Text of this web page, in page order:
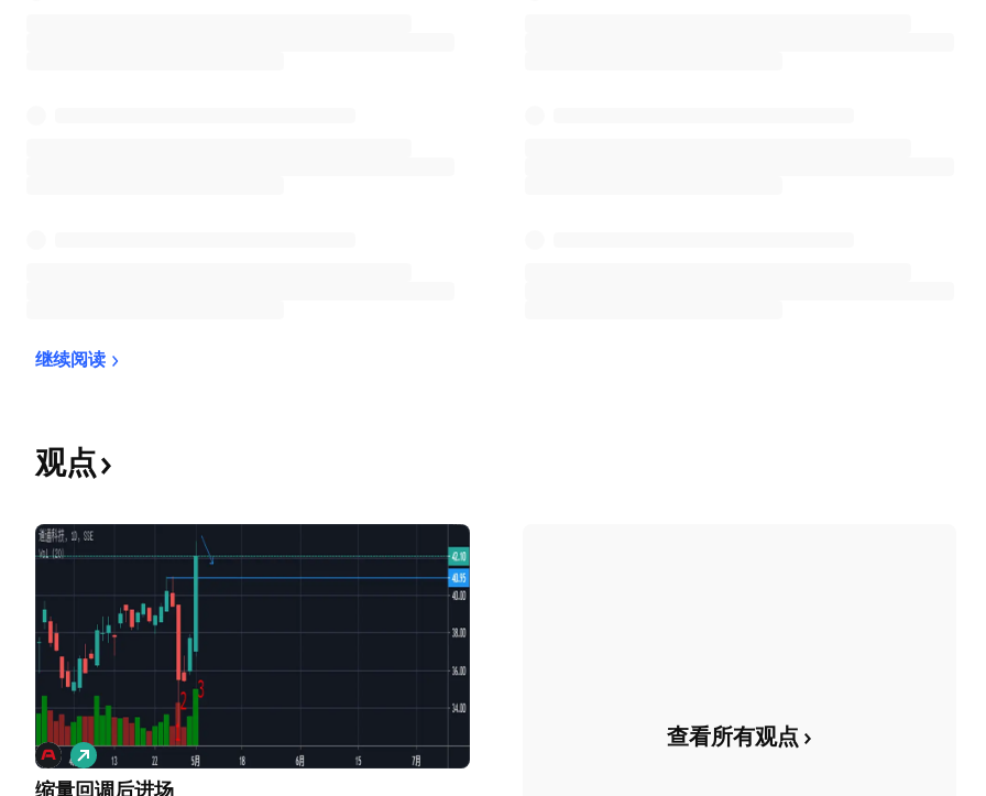
继续阅读
观点
缩量回调后进场
做
多
查看所有观点